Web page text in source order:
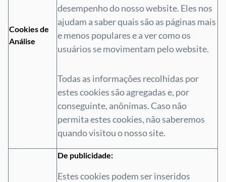
Cookies de
Análise
desempenho do nosso website. Eles nos
ajudam a saber quais são as páginas mais
e menos populares e a ver como os
usuários se movimentam pelo website.
Todas as informações recolhidas por
estes cookies são agregadas e, por
conseguinte, anônimas. Caso não
permita estes cookies, não saberemos
quando visitou o nosso site.
De publicidade:
Estes cookies podem ser inseridos